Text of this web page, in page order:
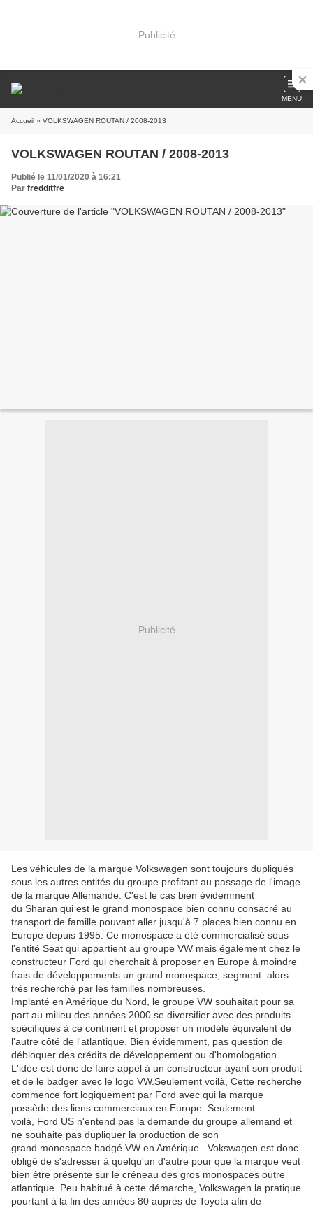
Publicité
MENU
Accueil » VOLKSWAGEN ROUTAN / 2008-2013
VOLKSWAGEN ROUTAN / 2008-2013
Publié le 11/01/2020 à 16:21
Par fredditfre
Publicité
Les véhicules de la marque Volkswagen sont toujours dupliqués
sous les autres entités du groupe profitant au passage de l'image
de la marque Allemande. C'est le cas bien évidemment
du Sharan qui est le grand monospace bien connu consacré au
transport de famille pouvant aller jusqu'à 7 places bien connu en
Europe depuis 1995. Ce monospace a été commercialisé sous
l'entité Seat qui appartient au groupe VW mais également chez le
constructeur Ford qui cherchait à proposer en Europe à moindre
frais de développements un grand monospace, segment alors
très recherché par les familles nombreuses.
Implanté en Amérique du Nord, le groupe VW souhaitait pour sa
part au milieu des années 2000 se diversifier avec des produits
spécifiques à ce continent et proposer un modèle équivalent de
l'autre côté de l'atlantique. Bien évidemment, pas question de
débloquer des crédits de développement ou d'homologation.
L'idée est donc de faire appel à un constructeur ayant son produit
et de le badger avec le logo VW.Seulement voilà, Cette recherche
commence fort logiquement par Ford avec qui la marque
possède des liens commerciaux en Europe. Seulement
voilà, Ford US n'entend pas la demande du groupe allemand et
ne souhaite pas dupliquer la production de son
grand monospace badgé VW en Amérique . Vokswagen est donc
obligé de s'adresser à quelqu'un d'autre pour que la marque veut
bien être présente sur le créneau des gros monospaces outre
atlantique. Peu habitué à cette démarche, Volkswagen la pratique
pourtant à la fin des années 80 auprès de Toyota afin de